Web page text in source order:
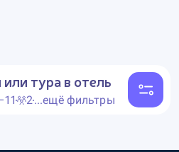
тура в отель
2...ещё фильтры